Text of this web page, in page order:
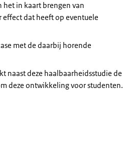
het in kaart brengen van
effect dat heeft op eventuele
met de daarbij horende
naast deze haalbaarheidsstudie de
deze ontwikkeling voor studenten.